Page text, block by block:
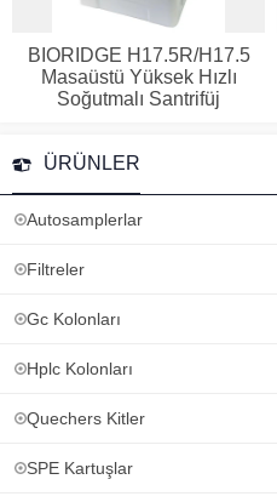
BIORIDGE H17.5R/H17.5
Masaüstü Yüksek Hızlı
Soğutmalı Santrifüj
ÜRÜNLER
Autosamplerlar
Filtreler
Gc Kolonları
Hplc Kolonları
Quechers Kitler
SPE Kartuşlar